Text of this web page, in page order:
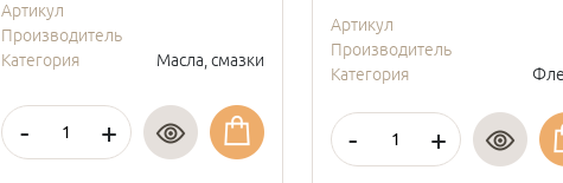
Артикул
Производитель
Категория
Масла, смазки
- +
Артикул
Производитель
Категория
- +